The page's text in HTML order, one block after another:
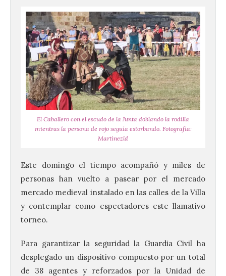
El Caballero con el escudo de la Junta doblando la rodilla
mientras la persona de rojo seguía estorbando. Fotografía:
Martínezld
Este domingo el tiempo acompañó y miles de
personas han vuelto a pasear por el mercado
mercado medieval instalado en las calles de la Villa
y contemplar como espectadores este llamativo
torneo.
Para garantizar la seguridad la Guardia Civil ha
desplegado un dispositivo compuesto por un total
de 38 agentes y reforzados por la Unidad de